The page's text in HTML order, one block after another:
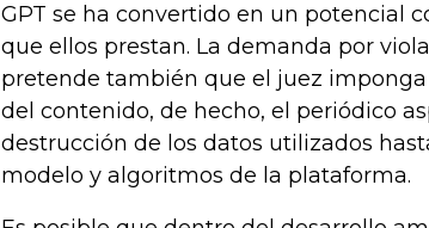
GPT se ha convertido en un potencial
que ellos prestan. La demanda por
pretende también que el juez
del contenido, de hecho, el periódico
destrucción de los datos utilizados
modelo y algoritmos de la plataforma.